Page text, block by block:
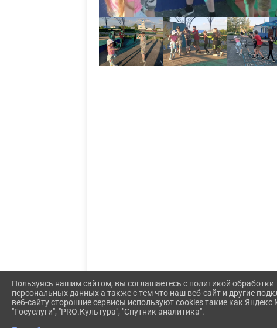
Пользуясь нашим сайтом, вы соглашаетесь с политикой обработки
персональных данных а также с тем что наш веб-сайт и другие
веб-сайту сторонние сервисы используют cookies такие как Яндекс
"Госуслуги", "PRO.Культура", "Спутник аналитика".